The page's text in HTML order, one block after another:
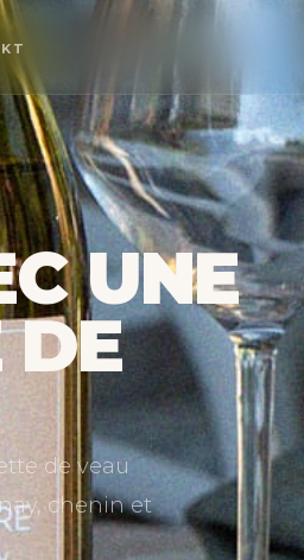
🇫🇷
🇬🇧
🇸🇪
🇩🇪
🇳🇱
🇳🇴
UNE
DE
de veau
chenin et